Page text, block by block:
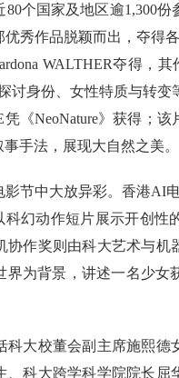
个国家及地区逾1,300
秀作品脱颖而出，夺得
WALTHER夺得，其
讨身份、女性特质与转
《NeoNature》获得；
手法，展现大自然之美。
节中大放异彩。香港AI
科幻动作短片展示开创
协作奖则由科大艺术与机
界为背景，讲述一名少女
科大校董会副主席施熙德
、科大跨学科学院院长屈